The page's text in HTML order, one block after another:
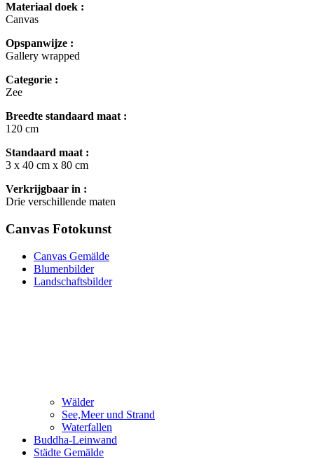
Materiaal doek :
Canvas
Opspanwijze :
Gallery wrapped
Categorie :
Zee
Breedte standaard maat :
120 cm
Standaard maat :
3 x 40 cm x 80 cm
Verkrijgbaar in :
Drie verschillende maten
Canvas Fotokunst
Canvas Gemälde
Blumenbilder
Landschaftsbilder
Wälder
See,Meer und Strand
Waterfallen
Buddha-Leinwand
Städte Gemälde